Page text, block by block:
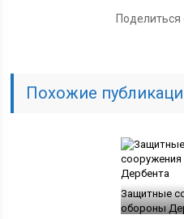
Поделиться
Похожие
Защитные
обороны